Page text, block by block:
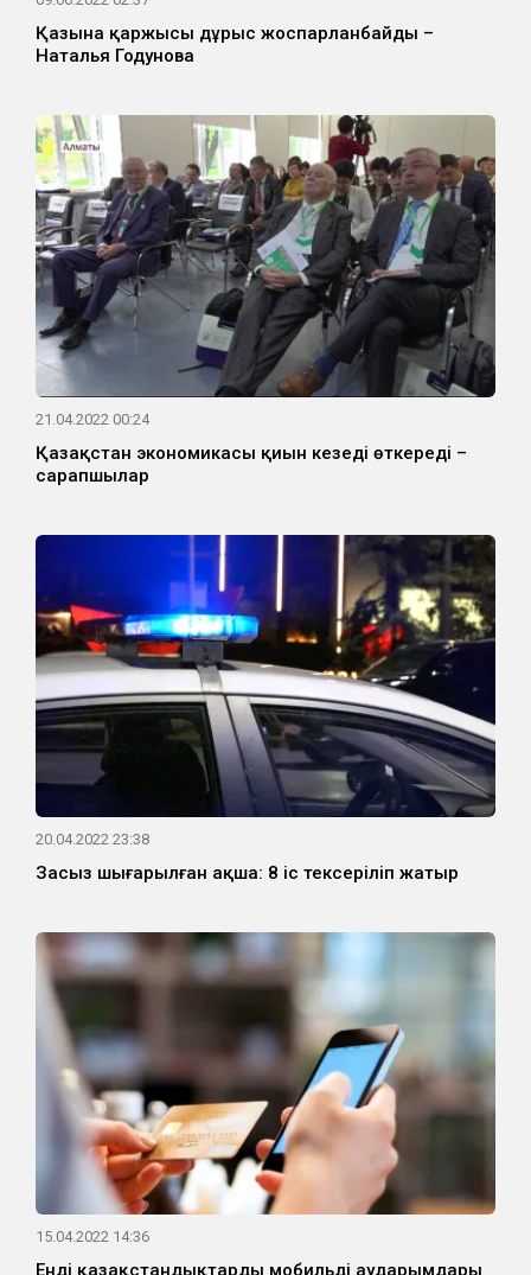
Қазына қаржысы дұрыс жоспарланбайды –
Наталья Годунова
21.04.2022 00:24
Қазақстан экономикасы қиын кезеңді өткереді –
сарапшылар
20.04.2022 23:38
Заңсыз шығарылған ақша: 8 іс тексеріліп жатыр
15.04.2022 14:36
Енді қазақстандықтардың мобильді аударымдары